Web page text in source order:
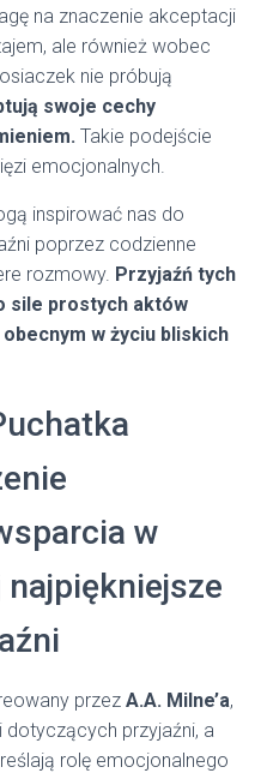
na znaczenie akceptacji
ale również wobec
nie próbują
swoje cechy
Takie podejście
emocjonalnych.
inspirować nas do
poprzez codzienne
rozmowy. Przyjaźń tych
sile prostych aktów
w życiu bliskich
w
najpiękniejsze
przez A.A. Milne’a,
przyjaźni, a
rolę emocjonalnego